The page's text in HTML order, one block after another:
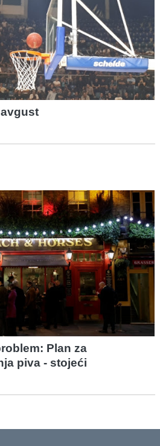
Plan za
piva - stojeći